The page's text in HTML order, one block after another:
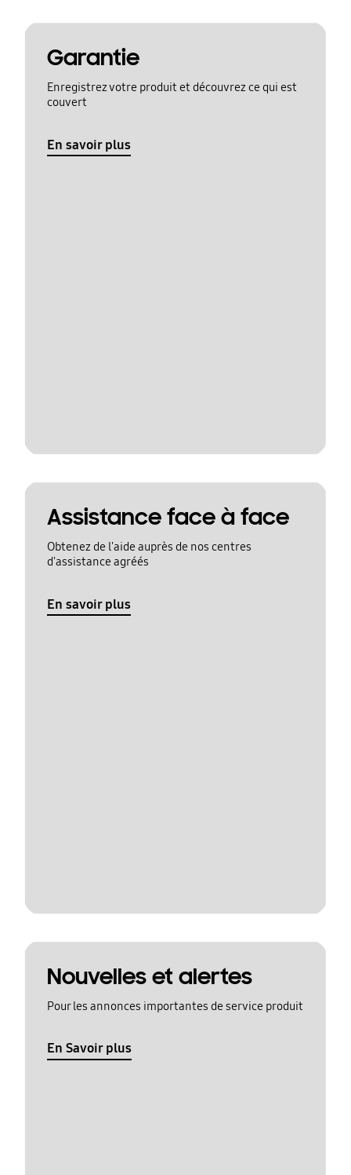
Garantie
Enregistrez votre produit et découvrez ce qui est
couvert
En savoir plus
Assistance face à face
Obtenez de l'aide auprès de nos centres
d'assistance agréés
En savoir plus
Nouvelles et alertes
Pour les annonces importantes de service produit
En Savoir plus